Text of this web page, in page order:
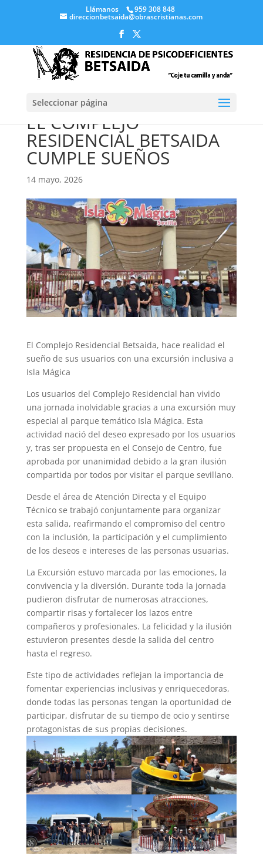
Llámanos 959 308 848
direccionbetsaida@obrascristianas.com
Seleccionar página
EL COMPLEJO
RESIDENCIAL BETSAIDA
CUMPLE SUEÑOS
14 mayo, 2026
El Complejo Residencial Betsaida, hace realidad el
sueño de sus usuarios con una excursión inclusiva a
Isla Mágica
Los usuarios del Complejo Residencial han vivido
una jornada inolvidable gracias a una excursión muy
especial al parque temático Isla Mágica. Esta
actividad nació del deseo expresado por los usuarios
y, tras ser propuesta en el Consejo de Centro, fue
aprobada por unanimidad debido a la gran ilusión
compartida por todos por visitar el parque sevillano.
Desde el área de Atención Directa y el Equipo
Técnico se trabajó conjuntamente para organizar
esta salida, reafirmando el compromiso del centro
con la inclusión, la participación y el cumplimiento
de los deseos e intereses de las personas usuarias.
La Excursión estuvo marcada por las emociones, la
convivencia y la diversión. Durante toda la jornada
pudieron disfrutar de numerosas atracciones,
compartir risas y fortalecer los lazos entre
compañeros y profesionales. La felicidad y la ilusión
estuvieron presentes desde la salida del centro
hasta el regreso.
Este tipo de actividades reflejan la importancia de
fomentar experiencias inclusivas y enriquecedoras,
donde todas las personas tengan la oportunidad de
participar, disfrutar de su tiempo de ocio y sentirse
protagonistas de sus propias decisiones.